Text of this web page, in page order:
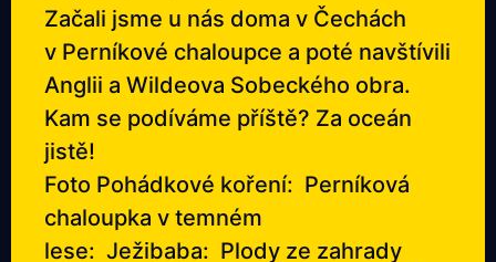
Začali jsme u nás doma v Čechách
v Perníkové chaloupce a poté navštívili
Anglii a Wildeova Sobeckého obra.
Kam se podíváme příště? Za oceán
jistě!
Foto Pohádkové koření: Perníková
chaloupka v temném
lese: Ježibaba: Plody ze zahrady